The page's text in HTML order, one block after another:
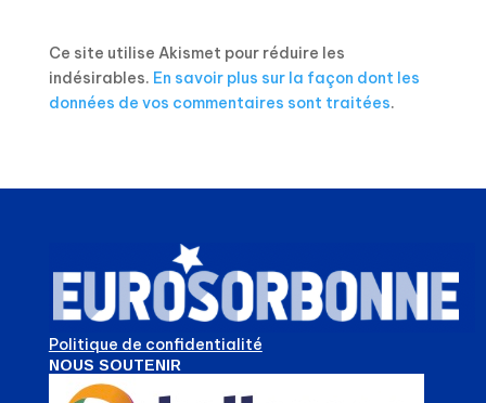
Ce site utilise Akismet pour réduire les
indésirables. En savoir plus sur la façon dont les
données de vos commentaires sont traitées.
Politique de confidentialité
NOUS SOUTENIR